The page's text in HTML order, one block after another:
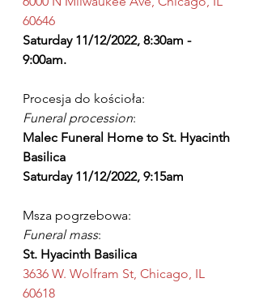
60646
Saturday 11/12/2022, 8:30am -
9:00am.
Procesja do kościoła:
Funeral procession:
Malec Funeral Home to St. Hyacinth
Basilica
Saturday 11/12/2022, 9:15am
Msza pogrzebowa:
Funeral mass:
St. Hyacinth Basilica
3636 W. Wolfram St, Chicago, IL
60618